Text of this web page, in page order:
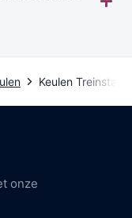
Keulen
onze